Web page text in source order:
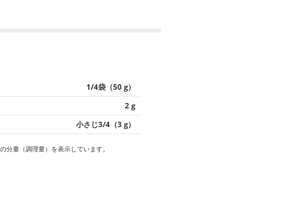
1/4袋（50 g）
2 g
小さじ3/4（3 g）
量（調理量）を表示しています。